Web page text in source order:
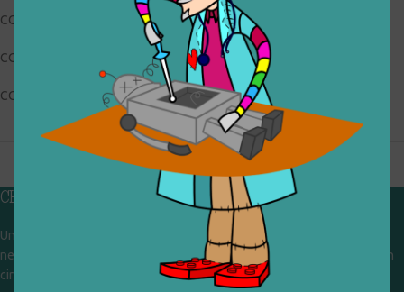
CODICE RIGIOCATTOLO: 033_0_130
CONDIZIONI: usato, buone
COLLOCAZIONE: VETRO
CHI SIAMO
Un gruppo di volontari che sognano di diventare un centro del riuso e
nel frattempo ricevono in dono giocattoli, li riparano e li reimmettono in
circolazione. Operiamo per un'economia civile, circolare e sostenibile.